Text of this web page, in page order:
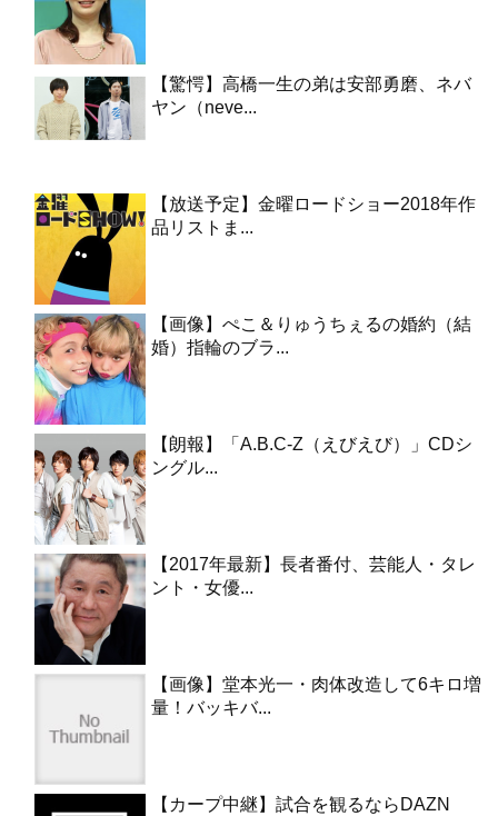
【驚愕】高橋一生の弟は安部勇磨、ネバ
ヤン（neve...
【放送予定】金曜ロードショー2018年作
品リストま...
【画像】ぺこ＆りゅうちぇるの婚約（結
婚）指輪のブラ...
【朗報】「A.B.C-Z（えびえび）」CDシ
ングル...
【2017年最新】長者番付、芸能人・タレ
ント・女優...
【画像】堂本光一・肉体改造して6キロ増
量！バッキバ...
【カープ中継】試合を観るならDAZN